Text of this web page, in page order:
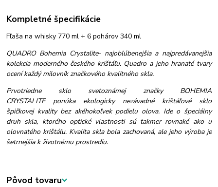
Kompletné špecifikácie
Fľaša na whisky 770 ml + 6 pohárov 340 ml
QUADRO Bohemia Crystalite- najobľúbenejšia a najpredávanejšia
kolekcia moderného českého krištáľu. Quadro a jeho hranaté tvary
ocení každý milovník značkového kvalitného skla.
Prvotriedne sklo svetoznámej značky BOHEMIA
CRYSTALITE ponúka ekologicky nezávadné krištáľové sklo
špičkovej kvality bez akéhokoľvek podielu olova. Ide o špeciálny
druh skla, ktorého optické vlastnosti sú takmer rovnaké ako u
olovnatého krištáľu. Kvalita skla bola zachovaná, ale jeho výroba je
šetrnejšia k životnému prostrediu.
Pôvod tovaru